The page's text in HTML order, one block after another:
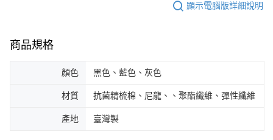
顯示電腦版詳細說明
商品規格
顏色 黑色、藍色、灰色
材質 抗菌精梳棉、尼龍、、聚酯纖維、彈性纖維
產地 臺灣製